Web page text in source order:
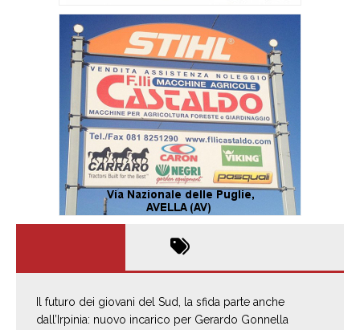
Il futuro dei giovani del Sud, la sfida parte anche
dall’Irpinia: nuovo incarico per Gerardo Gonnella